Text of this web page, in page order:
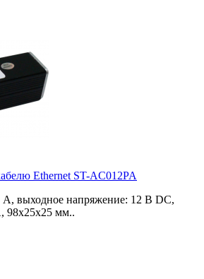
Ethernet ST-AC012PA
А, выходное напряжение: 12 В DC,
98х25х25 мм..